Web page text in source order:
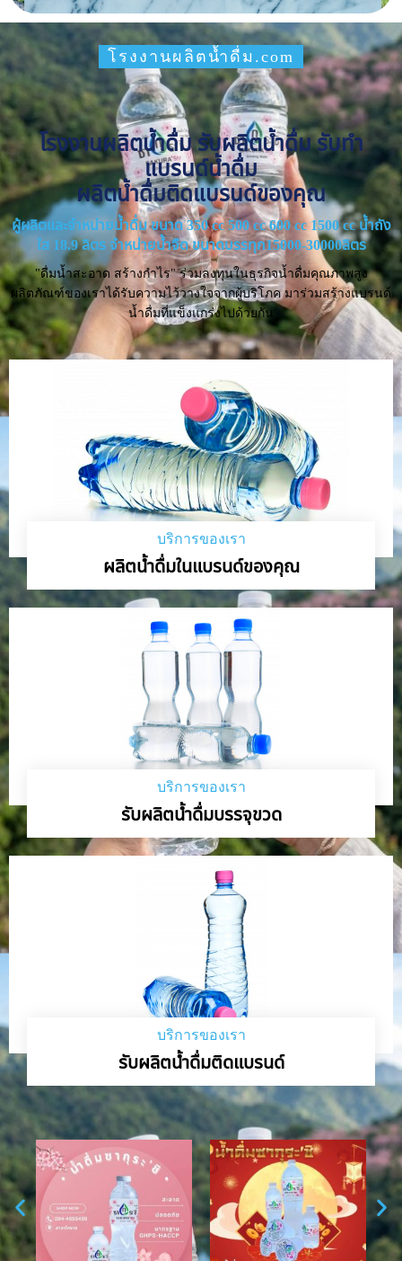
โรงงานผลิตน้ำดื่ม.com
โรงงานผลิตน้ำดื่ม รับผลิตน้ำดื่ม รับทำ
แบรนด์น้ำดื่ม
ผลิตน้ำดื่มติดแบรนด์ของคุณ
ผู้ผลิตและจำหน่ายน้ำดื่ม ขนาด 350 cc 500 cc 600 cc 1500 cc น้ำถัง
ใส 18.9 ลิตร จำหน่ายน้ำจืด ขนาดบรรทุก15000-30000ลิตร
"ดื่มน้ำสะอาด สร้างกำไร" ร่วมลงทุนในธุรกิจน้ำดื่มคุณภาพสูง
ผลิตภัณฑ์ของเราได้รับความไว้วางใจจากผู้บริโภค มาร่วมสร้างแบรนด์
น้ำดื่มที่แข็งแกร่งไปด้วยกัน
บริการของเรา
ผลิตน้ำดื่มในแบรนด์ของคุณ
บริการของเรา
รับผลิตน้ำดื่มบรรจุขวด
บริการของเรา
รับผลิตน้ำดื่มติดแบรนด์